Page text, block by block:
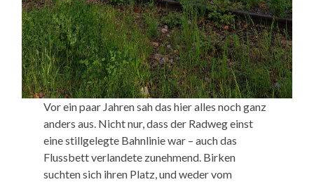
Vor ein paar Jahren sah das hier alles noch ganz
anders aus. Nicht nur, dass der Radweg einst
eine stillgelegte Bahnlinie war – auch das
Flussbett verlandete zunehmend. Birken
suchten sich ihren Platz, und weder vom